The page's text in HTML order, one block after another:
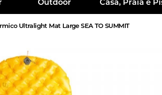
Outdoor Casa, Praia e
Ultralight Mat Large SEA TO SUMMIT